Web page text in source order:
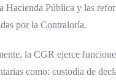
Hacienda Pública y las
por la Contraloría.
la CGR ejerce
como: custodia de